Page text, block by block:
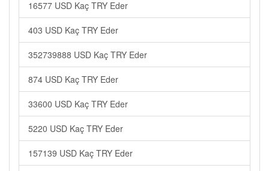
16577 USD Kaç TRY Eder
403 USD Kaç TRY Eder
352739888 USD Kaç TRY Eder
874 USD Kaç TRY Eder
33600 USD Kaç TRY Eder
5220 USD Kaç TRY Eder
157139 USD Kaç TRY Eder